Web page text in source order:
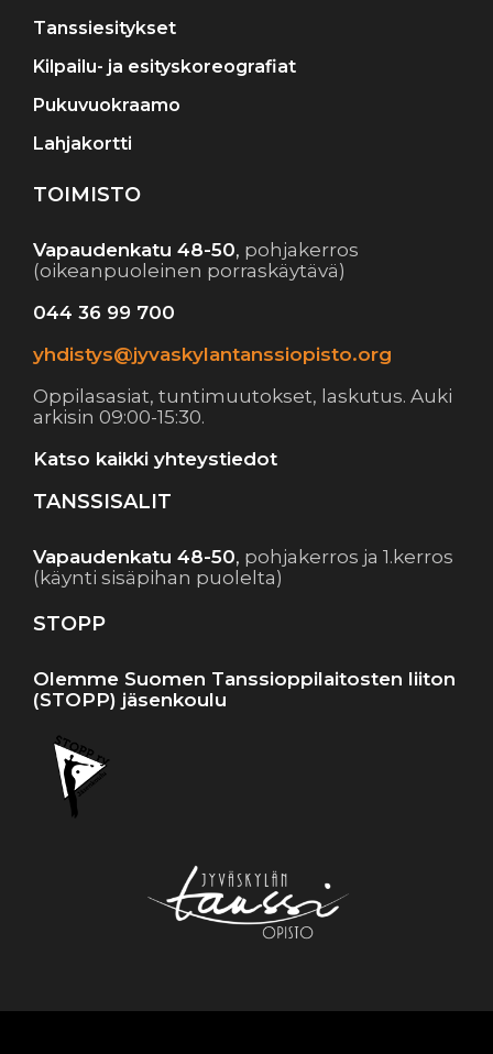
Tanssiesitykset
Kilpailu- ja esityskoreografiat
Pukuvuokraamo
Lahjakortti
TOIMISTO
Vapaudenkatu 48-50, pohjakerros
(oikeanpuoleinen porraskäytävä)
044 36 99 700
yhdistys@jyvaskylantanssiopisto.org
Oppilasasiat, tuntimuutokset, laskutus. Auki
arkisin 09:00-15:30.
Katso kaikki yhteystiedot
TANSSISALIT
Vapaudenkatu 48-50, pohjakerros ja 1.kerros
(käynti sisäpihan puolelta)
STOPP
Olemme Suomen Tanssioppilaitosten liiton
(STOPP) jäsenkoulu